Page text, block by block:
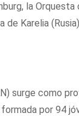
la Orquesta
de Karelia
surge como
por 94